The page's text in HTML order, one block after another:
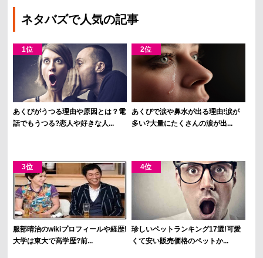
ネタバズで人気の記事
あくびがうつる理由や原因とは？電
話でもうつる?恋人や好きな人...
あくびで涙や鼻水が出る理由!涙が
多い?大量にたくさんの涙が出...
服部晴治のwikiプロフィールや経歴!
大学は東大で高学歴?前...
珍しいペットランキング17選!可愛
くて安い販売価格のペットか...